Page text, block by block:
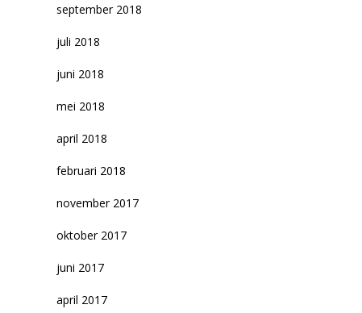
september 2018
juli 2018
juni 2018
mei 2018
april 2018
februari 2018
november 2017
oktober 2017
juni 2017
april 2017